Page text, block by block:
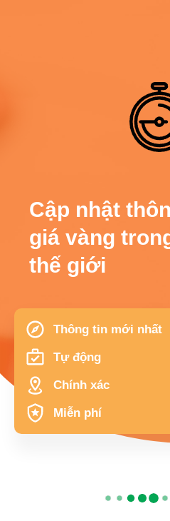
Cập nhật
giá vàng
thế giới
Thông tin mới nhất
Tự động
Chính xác
Miễn phí